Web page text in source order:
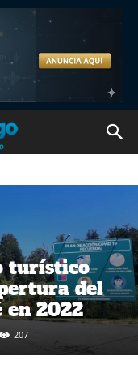
turístico
del
en 2022
207